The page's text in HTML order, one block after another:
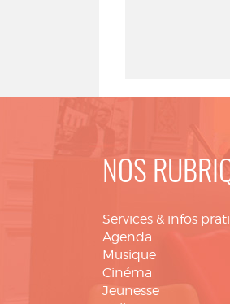
NOS
Services & infos
Agenda
Musique
Cinéma
Jeunesse